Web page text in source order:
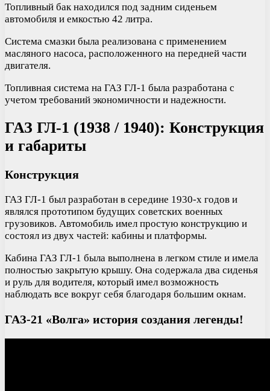
Топливный бак находился под задним сиденьем
автомобиля и емкостью 42 литра.
Система смазки была реализована с применением
масляного насоса, расположенного на передней части
двигателя.
Топливная система на ГАЗ ГЛ-1 была разработана с
учетом требований экономичности и надежности.
ГАЗ ГЛ-1 (1938 / 1940): Конструкция
и габариты
Конструкция
ГАЗ ГЛ-1 был разработан в середине 1930-х годов и
являлся прототипом будущих советских военных
грузовиков. Автомобиль имел простую конструкцию и
состоял из двух частей: кабины и платформы.
Кабина ГАЗ ГЛ-1 была выполнена в легком стиле и имела
полностью закрытую крышу. Она содержала два сиденья
и руль для водителя, который имел возможность
наблюдать все вокруг себя благодаря большим окнам.
ГАЗ-21 «Волга» история создания легенды!